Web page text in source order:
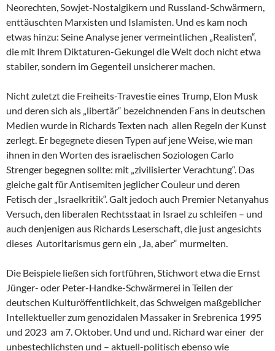
Neorechten, Sowjet-Nostalgikern und Russland-Schwärmern,
enttäuschten Marxisten und Islamisten. Und es kam noch
etwas hinzu: Seine Analyse jener vermeintlichen „Realisten“,
die mit Ihrem Diktaturen-Gekungel die Welt doch nicht etwa
stabiler, sondern im Gegenteil unsicherer machen.
Nicht zuletzt die Freiheits-Travestie eines Trump, Elon Musk
und deren sich als „libertär“ bezeichnenden Fans in deutschen
Medien wurde in Richards Texten nach allen Regeln der Kunst
zerlegt. Er begegnete diesen Typen auf jene Weise, wie man
ihnen in den Worten des israelischen Soziologen Carlo
Strenger begegnen sollte: mit „zivilisierter Verachtung“. Das
gleiche galt für Antisemiten jeglicher Couleur und deren
Fetisch der „Israelkritik“. Galt jedoch auch Premier Netanyahus
Versuch, den liberalen Rechtsstaat in Israel zu schleifen – und
auch denjenigen aus Richards Leserschaft, die just angesichts
dieses Autoritarismus gern ein „Ja, aber“ murmelten.
Die Beispiele ließen sich fortführen, Stichwort etwa die Ernst
Jünger- oder Peter-Handke-Schwärmerei in Teilen der
deutschen Kulturöffentlichkeit, das Schweigen maßgeblicher
Intellektueller zum genozidalen Massaker in Srebrenica 1995
und 2023 am 7. Oktober. Und und und. Richard war einer der
unbestechlichsten und – aktuell-politisch ebenso wie